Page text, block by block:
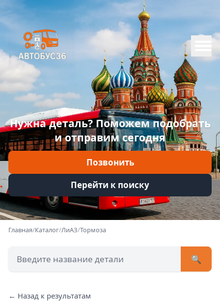
Нужна деталь? Поможем подобрать
и отправим сегодня
Позвонить
Перейти к поиску
Меню
Главная
Каталог
Марки
Информация
Главная/Каталог/ЛиАЗ/Тормоза
🔍
← Назад к результатам